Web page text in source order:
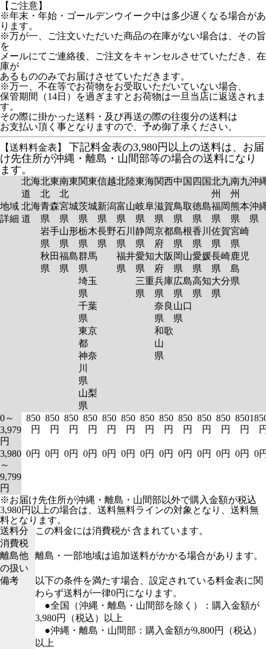
【ご注意】
※年末・年始・ゴールデンウイーク中は多少遅くなる場合があ
ります。
※万が一、ご注文いただいた商品の在庫がない場合は、その旨
を
メールにてご連絡後、ご注文をキャンセルさせていただき、在
庫が
あるもののみでお届けさせていただきます。
※万一、不在等でお荷物をお受取いただいていない場合、
保管期間（14日）を過ぎますとお荷物は一旦当店に返送されま
す。
その際に掛かった送料・及び再送の際の往復分の送料は
お支払い頂く事となりますので、予め御了承ください。
【送料料金表】
下記料金表の3,980円以上の送料は、お届
け先住所が沖縄・離島・山間部等の場合の送料になり
ます。
北海
道
北東
北
南東
北
関東信越北陸東海関西中国 四国北九
州
南九
州
沖
地域
詳細
北海
道
青森
県
岩手
県
秋田
県
宮城
県
山形
県
福島
県
茨城
県
栃木
県
群馬
県
埼玉
県
千葉
県
東京
都
神奈
川
県
山梨
県
新潟
県
長野
県
富山
県
石川
県
福井
県
岐阜
県
静岡
県
愛知
県
三重
県
滋賀
県
京都
府
大阪
府
兵庫
県
奈良
県
和歌
山
県
鳥取
県
島根
県
岡山
県
広島
県
山口
県
徳島
県
香川
県
愛媛
県
高知
県
福岡
県
佐賀
県
長崎
県
大分
県
熊本
県
宮崎
県
鹿児
島
県
沖
0～
3,979
円
850
円
850
円
850
円
850
円
850
円
850
円
850
円
850
円
850
円
850
円
850
円
850
円
3,980
～
9,799
円
0円 0円 0円 0円 0円 0円 0円 0円 0円 0円 0円 0円 0
※お届け先住所が沖縄・離島・山間部以外で購入金額が税込
3,980円以上の場合は、送料無料ラインの対象となり、送料無
料となります。
送料分
消費税
この料金には消費税が 含まれています。
離島他
の扱い
離島・一部地域は追加送料がかかる場合があります。
備考
以下の条件を満たす場合、設定されている料金表に関
わらず送料が一律0円になります。
●全国（沖縄・離島・山間部を除く）：購入金額が
3,980円（税込）以上
●沖縄・離島・山間部：購入金額が9,800円（税込）
以上